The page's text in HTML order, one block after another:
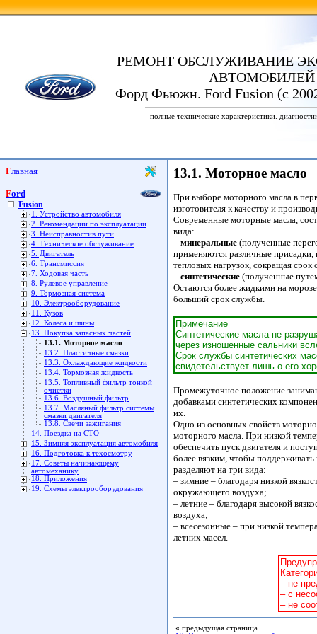
РЕМОНТ ОБСЛУЖИВАНИЕ
АВТОМОБИЛЕЙ
Форд Фьюжн. Ford Fusion (с
полные технические характеристики.
Главная
Ford
Fusion
1. Устройство автомобиля
2. Рекомендации по эксплуатации
3. Неисправностив пути
4. Техническое обслуживание
5. Двигатель
6. Трансмиссия
7. Ходовая часть
8. Рулевое управление
9. Тормозная система
10. Электрооборудование
11. Кузов
12. Колеса и шины
13. Покупка запасных частей
13.1. Моторное масло
13.2. Пластичные смазки
13.3. Охлаждающие жидкости
13.4. Тормозная жидкость
13.5. Топливный фильтр тонкой
очистки
13.6. Воздушный фильтр
13.7. Масляный фильтр системы
смазки двигателя
13.8. Свечи зажигания
14. Поездка на СТО
15. Зимняя эксплуатация автомобиля
16. Подготовка к техосмотру
17. Советы начинающему
автомеханику
18. Приложения
19. Схемы электрооборудования
13.1. Моторное масло
При выборе моторного масла в
изготовителя к качеству и
Современные моторные масла,
вида:
– минеральные (полученные
применяются различные
тепловых нагрузок, сокращая
– синтетические (полученные
Остаются более жидкими на
больший срок службы.
Примечание
Синтетические масла не
через изношенные сальники
Срок службы синтетических
свидетельствует лишь о его
Промежуточное положение
добавками синтетических
их.
Одно из основных свойств
моторного масла. При низкой
обеспечить пуск двигателя и
более вязким, чтобы поддерживать
разделяют на три вида:
– зимние – благодаря низкой
окружающего воздуха;
– летние – благодаря высокой
воздуха;
– всесезонные – при низкой
летних масел.
– не
– с
– не
« предыдущая страница